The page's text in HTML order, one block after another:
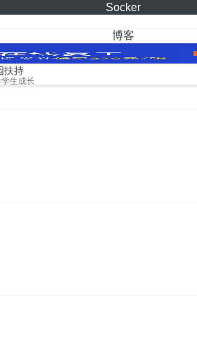
Socker
博客
扶持
生成长